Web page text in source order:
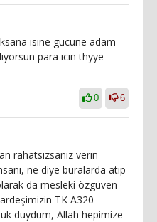
ısıne gucune adam
para ıcın thyye
0 6
rahatsızsanız verin
ne diye buralarda atıp
da mesleki özgüven
TK A320
duydum, Allah hepimize